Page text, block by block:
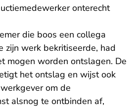
onterecht
die boos een collega
zijn werk bekritiseerde, had
mogen worden ontslagen. De
het ontslag en wijst ook
om de
alsnog te ontbinden af,